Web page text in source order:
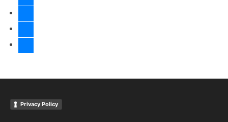
Privacy Policy